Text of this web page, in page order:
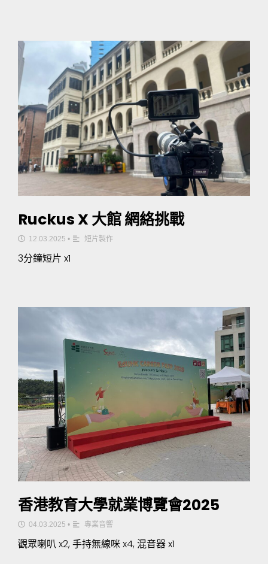
Ruckus X 大館 網絡挑戰
12.03.2025 • 短片製作
3分鐘短片 x1
香港教育大學就業博覽會2025
04.03.2025 • 專業音響
觀眾喇叭 x2, 手持無線咪 x4, 混音器 x1